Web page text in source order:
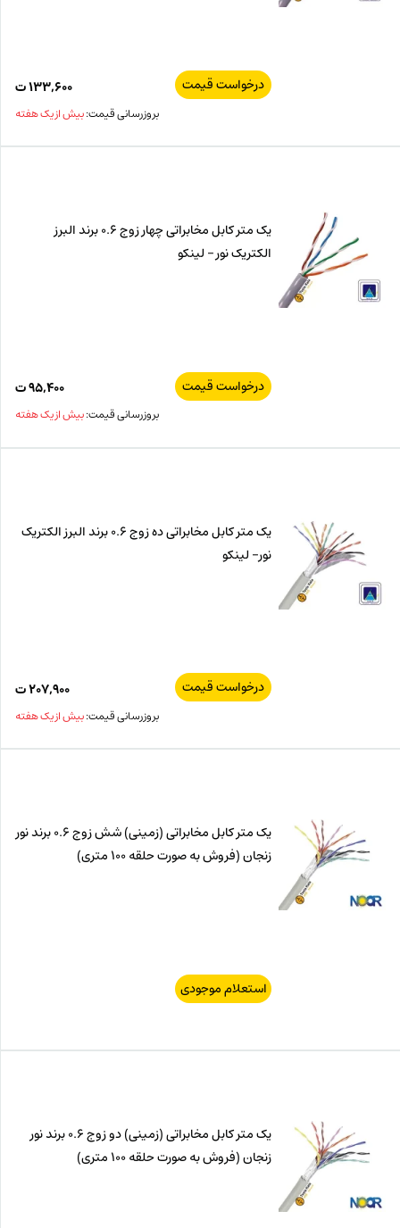
درخواست قیمت ۱۳۳,۶۰۰ت
بروزرسانی قیمت:بیش از یک هفته
یک متر کابل مخابراتی چهار زوج 0.6 برند البرز
الکتریک نور – لینکو
درخواست قیمت ۹۵,۴۰۰ت
بروزرسانی قیمت:بیش از یک هفته
یک متر کابل مخابراتی ده زوج 0.6 برند البرز الکتریک
نور- لینکو
درخواست قیمت ۲۰۷,۹۰۰ت
بروزرسانی قیمت:بیش از یک هفته
یک متر کابل مخابراتی (زمینی) شش زوج 0.6 برند نور
زنجان (فروش به صورت حلقه 100 متری)
استعلام موجودی
یک متر کابل مخابراتی (زمینی) دو زوج 0.6 برند نور
زنجان (فروش به صورت حلقه 100 متری)